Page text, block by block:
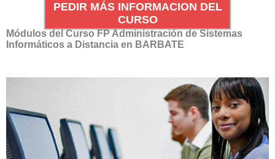
PEDIR MÁS INFORMACION DEL
CURSO
Módulos del Curso FP Administración de Sistemas
Informáticos a Distancia en BARBATE